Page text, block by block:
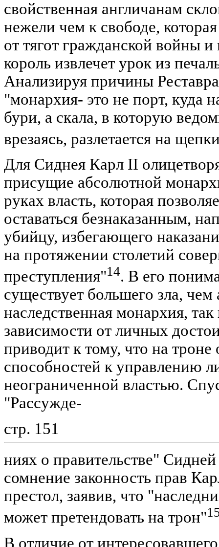
свойственная англичанам
нежели чем к свободе,
от тягот гражданской войны
король извлечет урок из
Анализируя причины
"монархия- это не порт, куда
бури, а скала, в которую
врезаясь, разлетается на
Для Сиднея Карл II
присущие абсолютной
руках власть, которая
оставаться безнаказанным,
убийцу, избегающего
на протяжении столетий
преступления"14. В его
существует большего зла, чем
наследственная монархия,
зависимости от личных
приводит к тому, что на
способностей к управлению
неограниченной властью.
"Рассужде-
стр. 151
ниях о правительстве"
сомнение законность прав
престол, заявив, что
может претендовать на трон"
В отличие от